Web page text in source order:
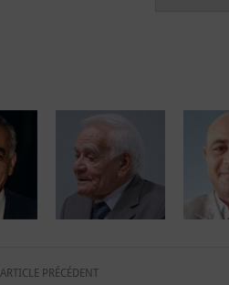
ARTICLE PRÉCÉDENT